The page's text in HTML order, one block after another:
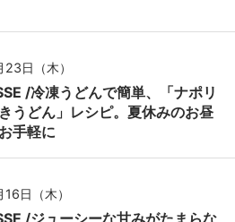
日（木）
/冷凍うどんで簡単、「ナポリ
うどん」レシピ。夏休みのお昼
手軽に
日（木）
/ジューシーな甘みがたまらな